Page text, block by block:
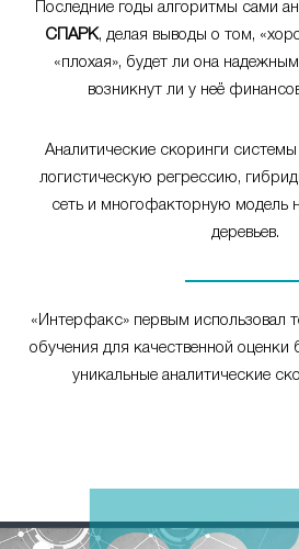
Последние годы алгоритмы сами
СПАРК, делая выводы о том,
«плохая», будет ли она
возникнут ли у неё
Аналитические скоринги системы
логистическую регрессию,
сеть и многофакторную модель
деревьев.
«Интерфакс» первым использовал
обучения для качественной оценки
уникальные аналитические